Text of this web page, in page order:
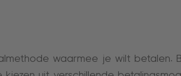
waarmee je wilt betalen.